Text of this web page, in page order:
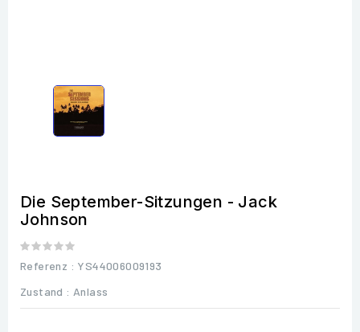
Die September-Sitzungen - Jack
Johnson
Referenz : YS44006009193
Zustand : Anlass